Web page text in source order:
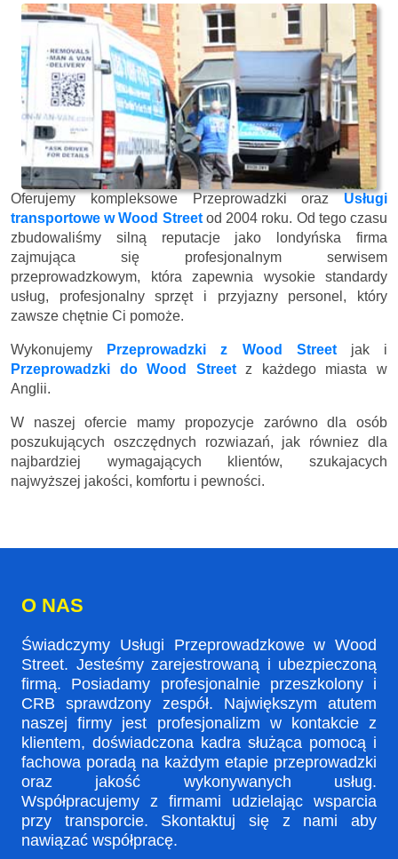
Oferujemy kompleksowe Przeprowadzki orazUsługi
transportowe w Wood Streetod 2004 roku. Od tego czasu
zbudowaliśmy silną reputacje jako londyńska firma
zajmująca się profesjonalnym serwisem
przeprowadzkowym, która zapewnia wysokie standardy
usług, profesjonalny sprzęt i przyjazny personel, który
zawsze chętnie Ci pomoże.
Wykonujemy Przeprowadzki z Wood Streetjak i
Przeprowadzki do Wood Streetz każdego miasta w
Anglii.
W naszej ofercie mamy propozycje zarówno dla osób
poszukujących oszczędnych rozwiazań, jak równiez dla
najbardziej wymagających klientów, szukajacych
najwyższej jakości, komfortu i pewności.
O NAS
Świadczymy Usługi Przeprowadzkowe w Wood
Street. Jesteśmy zarejestrowaną i ubezpieczoną
firmą. Posiadamy profesjonalnie przeszkolony i
CRB sprawdzony zespół. Największym atutem
naszej firmy jest profesjonalizm w kontakcie z
klientem, doświadczona kadra służąca pomocą i
fachowa poradą na każdym etapie przeprowadzki
oraz jakość wykonywanych usług.
Współpracujemy z firmami udzielając wsparcia
przy transporcie. Skontaktuj się z nami aby
nawiązać współpracę.